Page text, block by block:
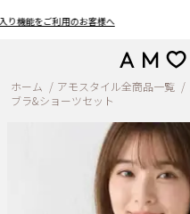
おうちで簡単♪ブラサイズの測り方、選び方
ホーム アモスタイル全商品一覧
ブラ&ショーツセット